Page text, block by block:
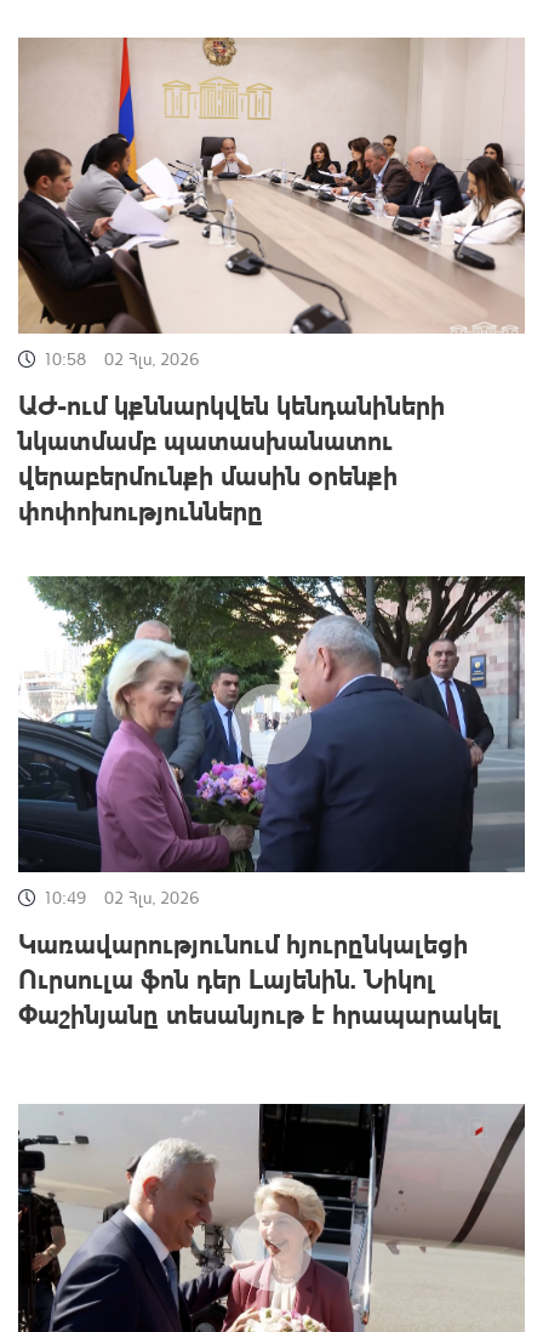
10:58 02 Հլս, 2026
ԱԺ-ում կքննարկվեն կենդանիների
նկատմամբ պատասխանատու
վերաբերմունքի մասին օրենքի
փոփոխությունները
10:49 02 Հլս, 2026
Կառավարությունում հյուրընկալեցի
Ուրսուլա ֆոն դեր Լայենին. Նիկոլ
Փաշինյանը տեսանյութ է հրապարակել